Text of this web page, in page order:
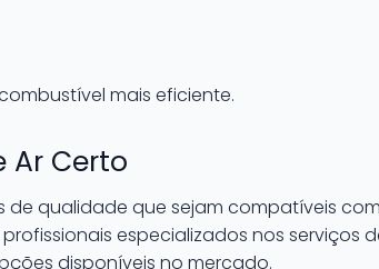
mais eficiente.
Ar Certo
qualidade que sejam compatíveis
especializados nos serviços
disponíveis no mercado.